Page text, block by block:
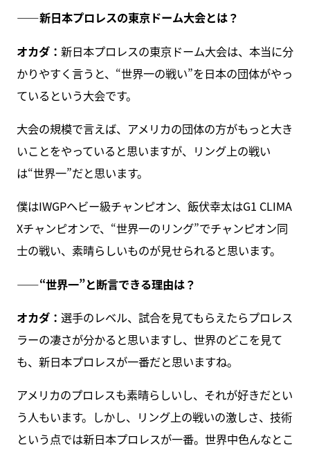
――新日本プロレスの東京ドーム大会とは？
オカダ： 新日本プロレスの東京ドーム大会は、本当に分
かりやすく言うと、“世界一の戦い”を日本の団体がやっ
ているという大会です。
大会の規模で言えば、アメリカの団体の方がもっと大き
いことをやっていると思いますが、リング上の戦い
は“世界一”だと思います。
僕はIWGPヘビー級チャンピオン、飯伏幸太はG1 CLIMA
Xチャンピオンで、“世界一のリング”でチャンピオン同
士の戦い、素晴らしいものが見せられると思います。
――“世界一”と断言できる理由は？
オカダ： 選手のレベル、試合を見てもらえたらプロレス
ラーの凄さが分かると思いますし、世界のどこを見て
も、新日本プロレスが一番だと思いますね。
アメリカのプロレスも素晴らしいし、それが好きだとい
う人もいます。しかし、リング上の戦いの激しさ、技術
という点では新日本プロレスが一番。世界中色んなとこ